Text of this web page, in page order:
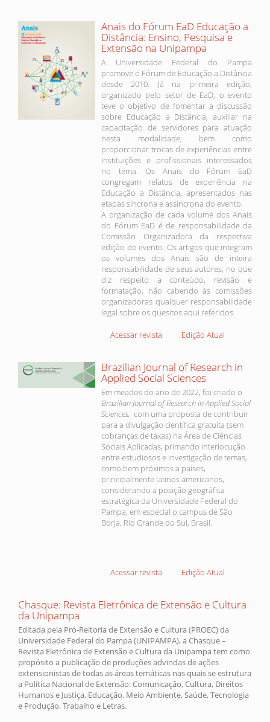
Anais do Fórum EaD Educação a
Distância: Ensino, Pesquisa e
Extensão na Unipampa
A Universidade Federal do Pampa
promove o Fórum de Educação a Distância
desde 2010. Já na primeira edição,
organizado pelo setor de EaD, o evento
teve o objetivo de fomentar a discussão
sobre Educação a Distância, auxiliar na
capacitação de servidores para atuação
nesta modalidade, bem como
proporcionar trocas de experiências entre
instituições e profissionais interessados
no tema. Os Anais do Fórum EaD
congregam relatos de experiência na
Educação a Distância, apresentados nas
etapas síncrona e assíncrona do evento.
A organização de cada volume dos Anais
do Fórum EaD é de responsabilidade da
Comissão Organizadora da respectiva
edição do evento. Os artigos que integram
os volumes dos Anais são de inteira
responsabilidade de seus autores, no que
diz respeito a conteúdo, revisão e
formatação, não cabendo às comissões
organizadoras qualquer responsabilidade
legal sobre os quesitos aqui referidos.
Acessar revista Edição Atual
Brazilian Journal of Research in
Applied Social Sciences
Em meados do ano de 2022, foi criado o
Brazilian Journal of Research in Applied Social
Sciences, com uma proposta de contribuir
para a divulgação científica gratuita (sem
cobranças de taxas) na Área de Ciências
Sociais Aplicadas, primando interlocução
entre estudiosos e investigação de temas,
como bem próximos a países,
principalmente latinos americanos,
considerando a posição geográfica
estratégica da Universidade Federal do
Pampa, em especial o campus de São
Borja, Rio Grande do Sul, Brasil.
Acessar revista Edição Atual
Chasque: Revista Eletrônica de Extensão e Cultura
da Unipampa
Editada pela Pró-Reitoria de Extensão e Cultura (PROEC) da
Universidade Federal do Pampa (UNIPAMPA), a Chasque –
Revista Eletrônica de Extensão e Cultura da Unipampa tem como
propósito a publicação de produções advindas de ações
extensionistas de todas as áreas temáticas nas quais se estrutura
a Política Nacional de Extensão: Comunicação, Cultura, Direitos
Humanos e Justiça, Educação, Meio Ambiente, Saúde, Tecnologia
e Produção, Trabalho e Letras.